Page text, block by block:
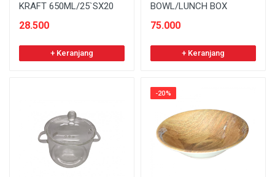
KRAFT 650ML/25`SX20
28.500
+ Keranjang
BOWL/LUNCH BOX
75.000
+ Keranjang
-20%